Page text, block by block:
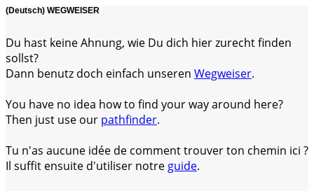
(Deutsch) WEGWEISER
Du hast keine Ahnung, wie Du dich hier zurecht finden
sollst?
Dann benutz doch einfach unseren Wegweiser.
You have no idea how to find your way around here?
Then just use our pathfinder.
Tu n'as aucune idée de comment trouver ton chemin ici ?
Il suffit ensuite d'utiliser notre guide.